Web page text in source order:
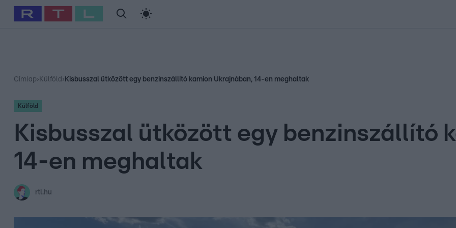
Babits Marcella Szellő István Most Wanted
Címlap› Külföld › Kisbusszal ütközött egy benzinszállító kamion Ukrajnában, 14-en meghaltak
Külföld
Kisbusszal ütközött egy benzinszállító
14-en meghaltak
rtl.hu